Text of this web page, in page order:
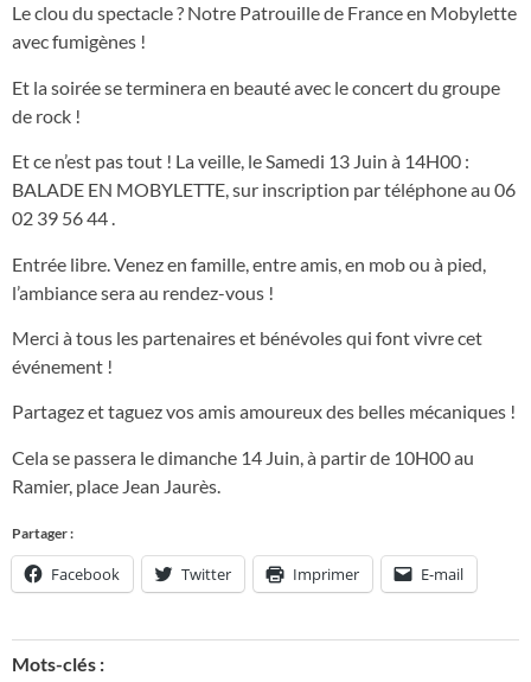
Le clou du spectacle ? Notre Patrouille de France en Mobylette
avec fumigènes !
Et la soirée se terminera en beauté avec le concert du groupe
de rock !
Et ce n’est pas tout ! La veille, le Samedi 13 Juin à 14H00 :
BALADE EN MOBYLETTE, sur inscription par téléphone au 06
02 39 56 44 .
Entrée libre. Venez en famille, entre amis, en mob ou à pied,
l’ambiance sera au rendez-vous !
Merci à tous les partenaires et bénévoles qui font vivre cet
événement !
Partagez et taguez vos amis amoureux des belles mécaniques !
Cela se passera le dimanche 14 Juin, à partir de 10H00 au
Ramier, place Jean Jaurès.
Partager :
Facebook Twitter Imprimer E-mail
Mots-clés :